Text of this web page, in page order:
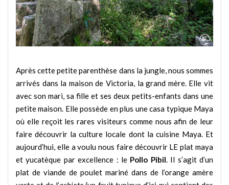
Après cette petite parenthèse dans la jungle, nous sommes
arrivés dans la maison de Victoria, la grand mère. Elle vit
avec son mari, sa fille et ses deux petits-enfants dans une
petite maison. Elle possède en plus une casa typique Maya
où elle reçoit les rares visiteurs comme nous afin de leur
faire découvrir la culture locale dont la cuisine Maya. Et
aujourd’hui, elle a voulu nous faire découvrir LE plat maya
et yucatèque par excellence : le Pollo Pibil. Il s’agit d’un
plat de viande de poulet mariné dans de l’orange amère